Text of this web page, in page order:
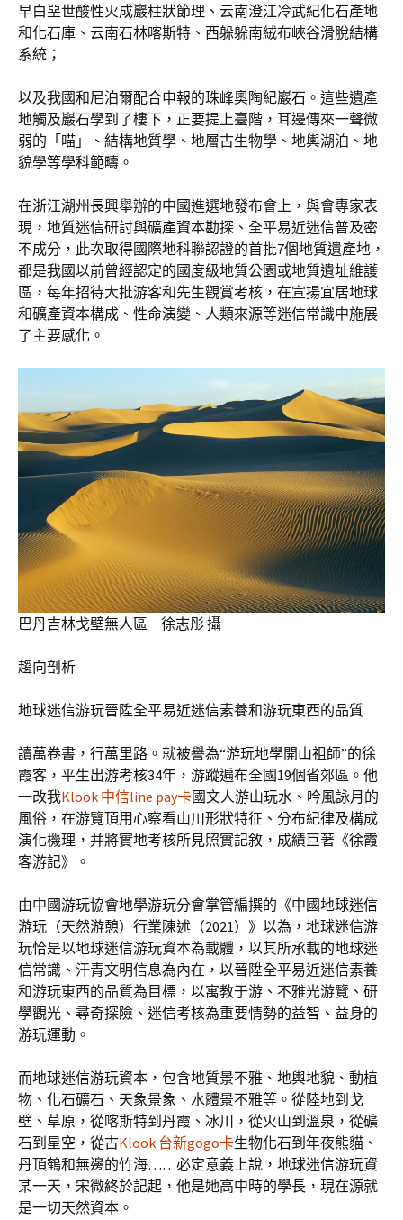
早白堊世酸性火成巖柱狀節理、云南澄江冷武紀化石產地
和化石庫、云南石林喀斯特、西躲躲南絨布峽谷滑脫結構
系統；
以及我國和尼泊爾配合申報的珠峰奧陶紀巖石。這些遺產
地觸及巖石學到了樓下，正要提上臺階，耳邊傳來一聲微
弱的「喵」、結構地質學、地層古生物學、地輿湖泊、地
貌學等學科範疇。
在浙江湖州長興舉辦的中國進選地發布會上，與會專家表
現，地質迷信研討與礦產資本勘探、全平易近迷信普及密
不成分，此次取得國際地科聯認證的首批7個地質遺產地，
都是我國以前曾經認定的國度級地質公園或地質遺址維護
區，每年招待大批游客和先生觀賞考核，在宣揚宜居地球
和礦產資本構成、性命演變、人類來源等迷信常識中施展
了主要感化。
巴丹吉林戈壁無人區 徐志彤 攝
趨向剖析
地球迷信游玩晉陞全平易近迷信素養和游玩東西的品質
讀萬卷書，行萬里路。就被譽為“游玩地學開山祖師”的徐
霞客，平生出游考核34年，游蹤遍布全國19個省郊區。他
一改我Klook 中信line pay卡國文人游山玩水、吟風詠月的
風俗，在游覽頂用心察看山川形狀特征、分布紀律及構成
演化機理，并將實地考核所見照實記敘，成績巨著《徐霞
客游記》。
由中國游玩協會地學游玩分會掌管編撰的《中國地球迷信
游玩（天然游憩）行業陳述（2021）》以為，地球迷信游
玩恰是以地球迷信游玩資本為載體，以其所承載的地球迷
信常識、汗青文明信息為內在，以晉陞全平易近迷信素養
和游玩東西的品質為目標，以寓教于游、不雅光游覽、研
學觀光、尋奇探險、迷信考核為重要情勢的益智、益身的
游玩運動。
而地球迷信游玩資本，包含地質景不雅、地輿地貌、動植
物、化石礦石、天象景象、水體景不雅等。從陸地到戈
壁、草原，從喀斯特到丹霞、冰川，從火山到溫泉，從礦
石到星空，從古Klook 台新gogo卡生物化石到年夜熊貓、
丹頂鶴和無邊的竹海……必定意義上說，地球迷信游玩資
某一天，宋微終於記起，他是她高中時的學長，現在源就
是一切天然資本。